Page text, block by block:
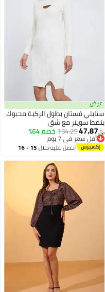
عرض
ستايلي فستان بطول الركبة محبوك
بنمط سويتر مع شق
﷼‏47.87
134.25خصم 64%
أقل سعر في 7 يوم
أقل سعر في 7 يوماحصل عليه خلال 15 - 16